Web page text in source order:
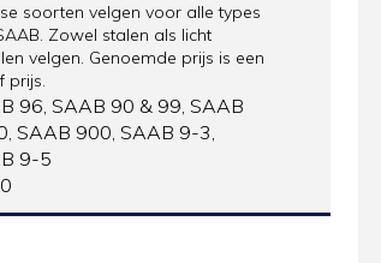
soorten velgen voor alle types
Zowel stalen als licht
velgen. Genoemde prijs is een
prijs.
96, SAAB 90 & 99, SAAB
SAAB 900, SAAB 9-3,
9-5